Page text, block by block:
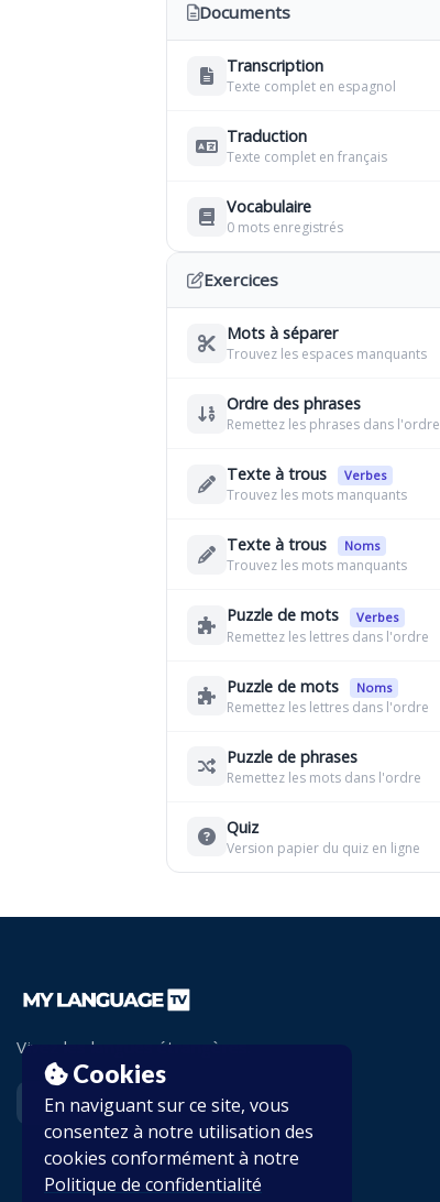
Cookies
En naviguant sur ce site, vous
consentez à notre utilisation des
cookies conformément à notre
Politique de confidentialité
Documents
Transcription
Texte complet en espagnol
Traduction
Texte complet en français
Vocabulaire
0 mots enregistrés
Exercices
Mots à séparer
Trouvez les espaces manquants
Ordre des phrases
Remettez les phrases dans l'ordre
Texte à trous Verbes
Trouvez les mots manquants
Texte à trous Noms
Trouvez les mots manquants
Puzzle de mots Verbes
Remettez les lettres dans l'ordre
Puzzle de mots Noms
Remettez les lettres dans l'ordre
Puzzle de phrases
Remettez les mots dans l'ordre
Quiz
Version papier du quiz en ligne
Vivez les langues étrangères.